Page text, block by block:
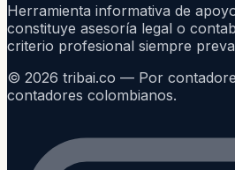
Herramienta informativa de
constituye asesoría legal o
criterio profesional siempre
© 2026 tribai.co — Por
contadores colombianos.